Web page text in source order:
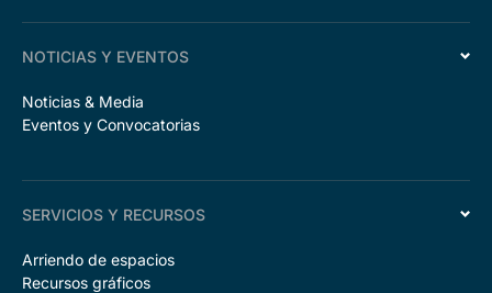
NOTICIAS Y EVENTOS
Noticias & Media
Eventos y Convocatorias
SERVICIOS Y RECURSOS
Arriendo de espacios
Recursos gráficos